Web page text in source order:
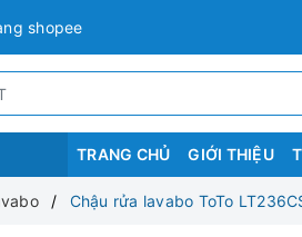
shopee
TRANG CHỦ GIỚI THIỆU
Chậu rửa lavabo ToTo